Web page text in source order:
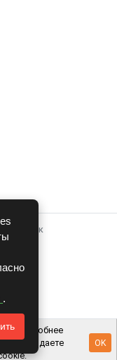
.
удобнее
вы даете
OK